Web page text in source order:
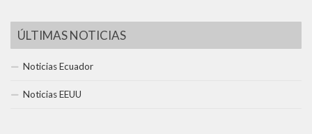
ÚLTIMAS NOTICIAS
Noticias Ecuador
Noticias EEUU